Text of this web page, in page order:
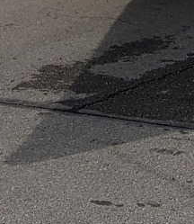
la barre mythique des